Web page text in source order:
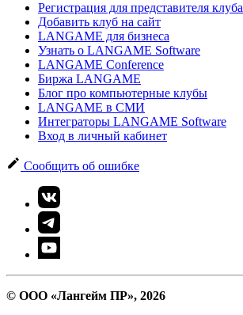
Регистрация для представителя клуба
Добавить клуб на сайт
LANGAME для бизнеса
Узнать о LANGAME Software
LANGAME Conference
Биржа LANGAME
Блог про компьютерные клубы
LANGAME в СМИ
Интеграторы LANGAME Software
Вход в личный кабинет
Сообщить об ошибке
© ООО «Лангейм ПР», 2026